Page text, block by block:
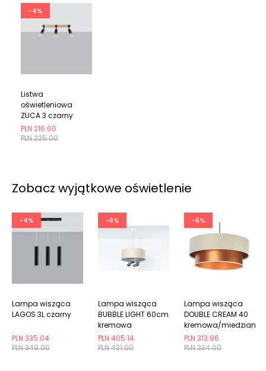
-4%
PLN 225.00
PLN 216.00
Listwa
oświetleniowa
ZUCA 3 czarny
Zobacz wyjątkowe oświetlenie
-4%
PLN 349.00
PLN 335.04
Lampa wisząca
LAGOS 3L czarny
-6%
PLN 431.00
PLN 405.14
Lampa wisząca
BUBBLE LIGHT 60cm
kremowa
-6%
PLN 334.00
PLN 313.96
Lampa wisząca
DOUBLE CREAM 40
kremowa/miedziana